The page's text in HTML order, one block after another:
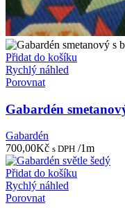
Přidat do košíku
Rychlý náhled
Porovnat
Gabardén
Gabardén
700,00Kč s DPH /1m
Přidat do košíku
Rychlý náhled
Porovnat